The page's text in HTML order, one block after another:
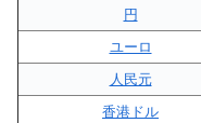
円
ユーロ
人民元
香港ドル